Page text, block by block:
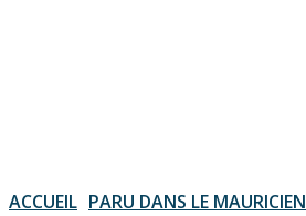
ACCUEIL PARU DANS LE MAURICIEN